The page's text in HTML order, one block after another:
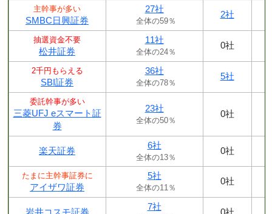
主幹事が多い
SMBC日興証券
27社
全体の59％
2社
抽選資金不要
松井証券
11社
全体の24％
0社
2千円もらえる
SBI証券
36社
全体の78％
5社
委託幹事が多い
三菱UFJ eスマート証
券
23社
全体の50％
0社
楽天証券
6社
全体の13％
0社
たまに主幹事証券に
アイザワ証券
5社
全体の11％
0社
岩井コスモ証券
7社
0社